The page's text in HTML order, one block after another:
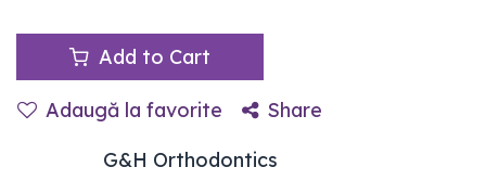
Add to Cart
Adaugă la favorite
Share
G&H Orthodontics